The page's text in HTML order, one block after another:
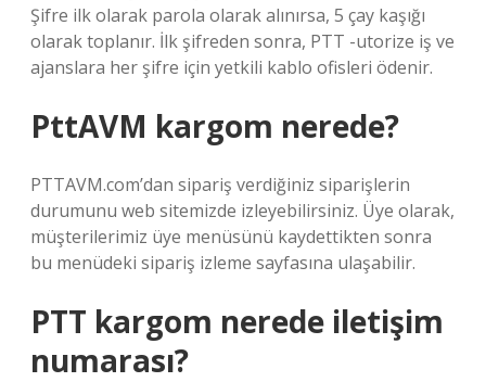
Şifre ilk olarak parola olarak alınırsa, 5 çay kaşığı
olarak toplanır. İlk şifreden sonra, PTT -utorize iş ve
ajanslara her şifre için yetkili kablo ofisleri ödenir.
PttAVM kargom nerede?
PTTAVM.com’dan sipariş verdiğiniz siparişlerin
durumunu web sitemizde izleyebilirsiniz. Üye olarak,
müşterilerimiz üye menüsünü kaydettikten sonra
bu menüdeki sipariş izleme sayfasına ulaşabilir.
PTT kargom nerede iletişim
numarası?